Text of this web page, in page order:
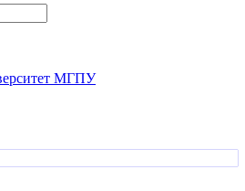
МГПУ